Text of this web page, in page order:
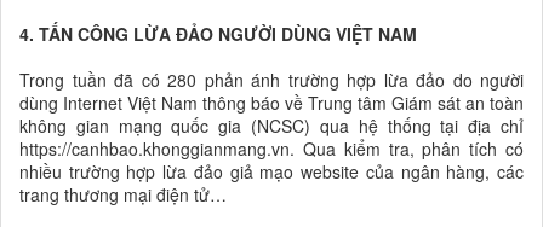
4. TẤN CÔNG LỪA ĐẢO NGƯỜI DÙNG VIỆT NAM
Trong tuần đã có 280 phản ánh trường hợp lừa đảo do người
dùng Internet Việt Nam thông báo về Trung tâm Giám sát an toàn
không gian mạng quốc gia (NCSC) qua hệ thống tại địa chỉ
https://canhbao.khonggianmang.vn. Qua kiểm tra, phân tích có
nhiều trường hợp lừa đảo giả mạo website của ngân hàng, các
trang thương mại điện tử…